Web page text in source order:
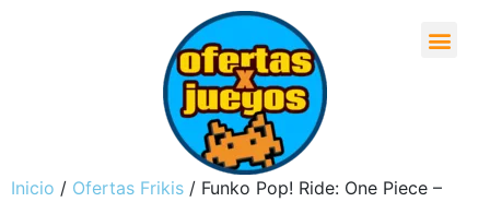
Inicio / Ofertas Frikis / Funko Pop! Ride: One Piece –